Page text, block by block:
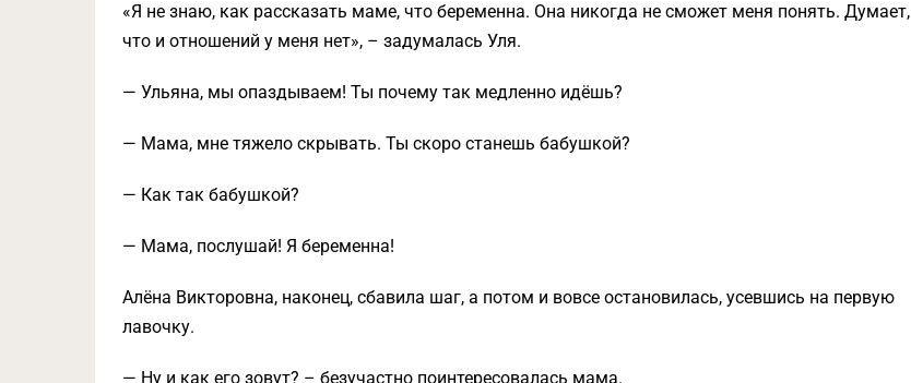
«Я не знаю, как рассказать маме, что беременна. Она никогда не сможет меня понять. Думает,
что и отношений у меня нет», – задумалась Уля.
— Ульяна, мы опаздываем! Ты почему так медленно идёшь?
— Мама, мне тяжело скрывать. Ты скоро станешь бабушкой?
— Как так бабушкой?
— Мама, послушай! Я беременна!
Алёна Викторовна, наконец, сбавила шаг, а потом и вовсе остановилась, усевшись на первую
лавочку.
— Ну и как его зовут? – безучастно поинтересовалась мама.